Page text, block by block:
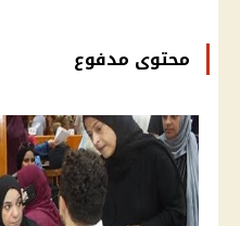
محتوى مدفوع